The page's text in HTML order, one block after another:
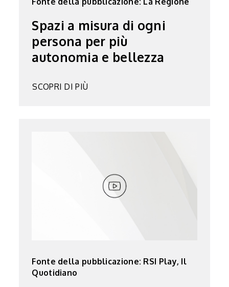
Spazi a misura di ogni
persona per più
autonomia e bellezza
SCOPRI DI PIÙ
Fonte della pubblicazione: RSI Play, Il
Quotidiano